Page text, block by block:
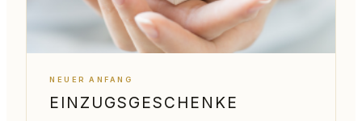
NEUER ANFANG
EINZUGSGESCHENKE